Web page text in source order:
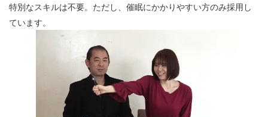
特別なスキルは不要。ただし、催眠にかかりやすい方のみ採用し
ています。